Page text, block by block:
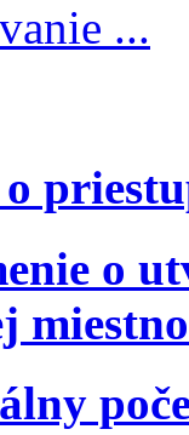
...
o